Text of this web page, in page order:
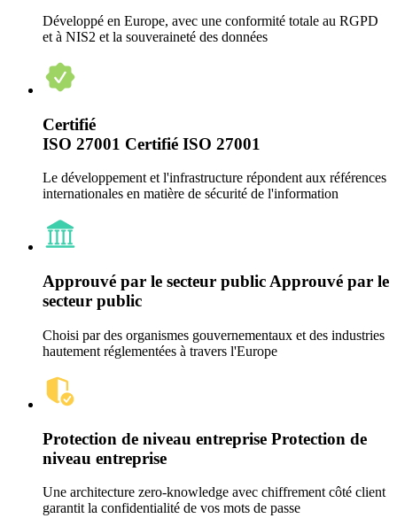
Développé en Europe, avec une conformité totale au RGPD
et à NIS2 et la souveraineté des données
Certifié
ISO 27001 Certifié ISO 27001
Le développement et l'infrastructure répondent aux références
internationales en matière de sécurité de l'information
Approuvé par le secteur public Approuvé par le
secteur public
Choisi par des organismes gouvernementaux et des industries
hautement réglementées à travers l'Europe
Protection de niveau entreprise Protection de
niveau entreprise
Une architecture zero-knowledge avec chiffrement côté client
garantit la confidentialité de vos mots de passe